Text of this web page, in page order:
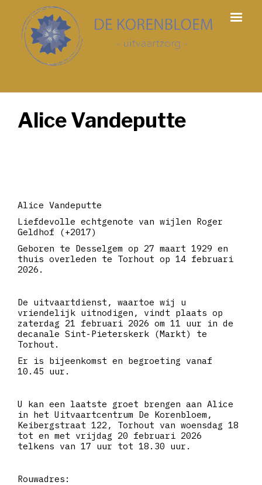
Alice Vandeputte
Alice Vandeputte
Liefdevolle echtgenote van wijlen Roger
Geldhof (+2017)
Geboren te Desselgem op 27 maart 1929 en
thuis overleden te Torhout op 14 februari
2026.
De uitvaartdienst, waartoe wij u
vriendelijk uitnodigen, vindt plaats op
zaterdag 21 februari 2026 om 11 uur in de
decanale Sint-Pieterskerk (Markt) te
Torhout.
Er is bijeenkomst en begroeting vanaf
10.45 uur.
U kan een laatste groet brengen aan Alice
in het Uitvaartcentrum De Korenbloem,
Keibergstraat 122, Torhout van woensdag 18
tot en met vrijdag 20 februari 2026
telkens van 17 uur tot 18.30 uur.
Rouwadres: